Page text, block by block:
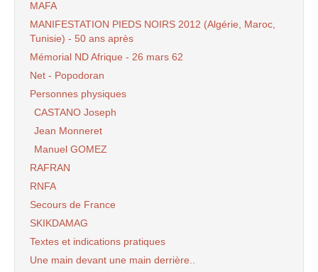
MAFA
MANIFESTATION PIEDS NOIRS 2012 (Algérie, Maroc,
Tunisie) - 50 ans après
Mémorial ND Afrique - 26 mars 62
Net - Popodoran
Personnes physiques
CASTANO Joseph
Jean Monneret
Manuel GOMEZ
RAFRAN
RNFA
Secours de France
SKIKDAMAG
Textes et indications pratiques
Une main devant une main derrière..